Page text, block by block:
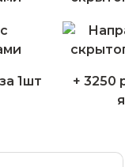
1шт
+ 3250